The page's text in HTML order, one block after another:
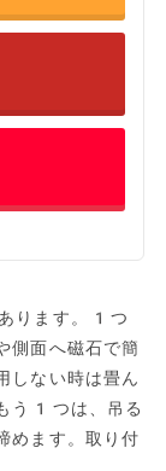
ります。1つ
側面へ磁石で簡
しない時は畳ん
う1つは、吊る
めます。取り付